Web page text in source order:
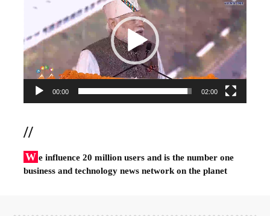
00:00 02:00
//
W e influence 20 million users and is the number one
business and technology news network on the planet